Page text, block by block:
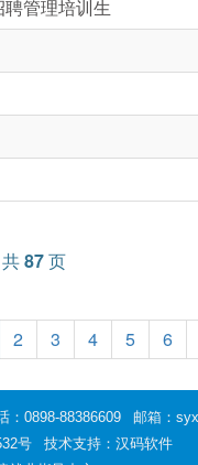
管理培训生
87页
2 3 4 5 6
：0898-88386609
邮箱：
号
技术支持：汉码软件